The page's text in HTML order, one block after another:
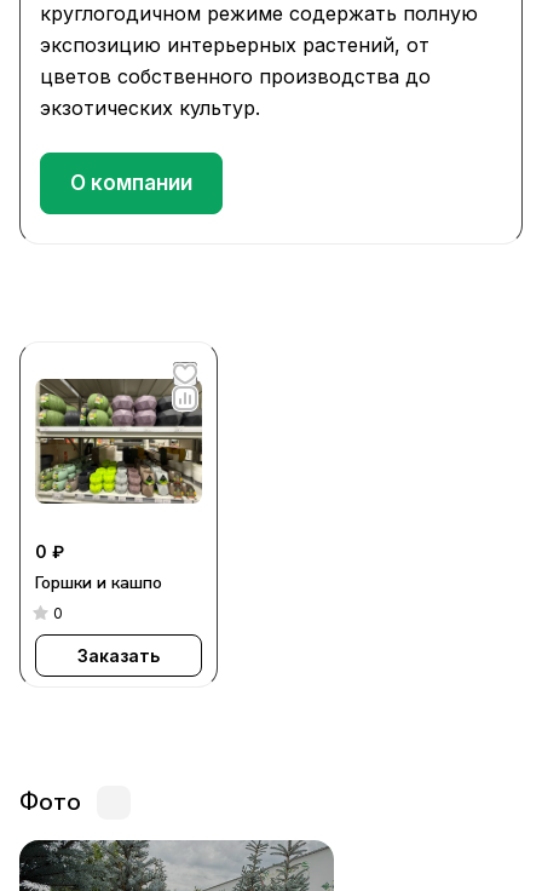
круглогодичном режиме содержать полную
экспозицию интерьерных растений, от
цветов собственного производства до
экзотических культур.
О компании
0 ₽
Горшки и кашпо
0
Заказать
Фото